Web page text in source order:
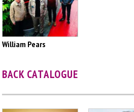
William Pears
BACK CATALOGUE